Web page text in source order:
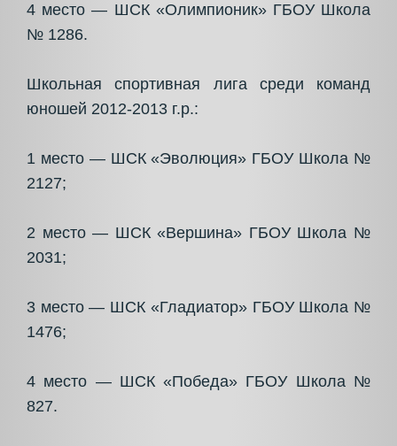
4 место — ШСК «Олимпионик» ГБОУ Школа
№ 1286.
Школьная спортивная лига среди команд
юношей 2012-2013 г.р.:
1 место — ШСК «Эволюция» ГБОУ Школа №
2127;
2 место — ШСК «Вершина» ГБОУ Школа №
2031;
3 место — ШСК «Гладиатор» ГБОУ Школа №
1476;
4 место — ШСК «Победа» ГБОУ Школа №
827.